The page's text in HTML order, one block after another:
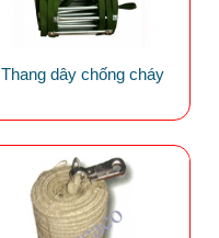
Thang dây chống cháy